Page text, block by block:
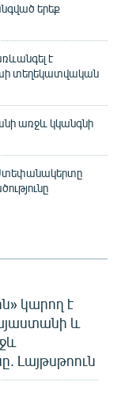
երեք
է
տեղեկատվական
առջև կկանգնի
կարող է
և
Լայթսթոուն